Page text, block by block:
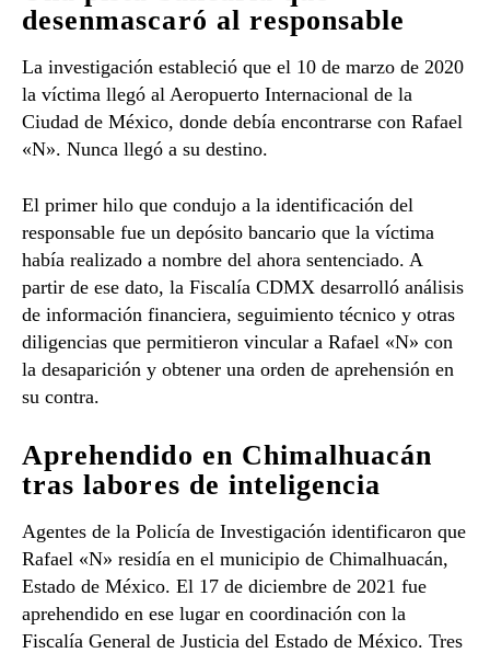
desenmascaró al responsable
La investigación estableció que el 10 de marzo de 2020
la víctima llegó al Aeropuerto Internacional de la
Ciudad de México, donde debía encontrarse con Rafael
«N». Nunca llegó a su destino.
El primer hilo que condujo a la identificación del
responsable fue un depósito bancario que la víctima
había realizado a nombre del ahora sentenciado. A
partir de ese dato, la Fiscalía CDMX desarrolló análisis
de información financiera, seguimiento técnico y otras
diligencias que permitieron vincular a Rafael «N» con
la desaparición y obtener una orden de aprehensión en
su contra.
Aprehendido en Chimalhuacán
tras labores de inteligencia
Agentes de la Policía de Investigación identificaron que
Rafael «N» residía en el municipio de Chimalhuacán,
Estado de México. El 17 de diciembre de 2021 fue
aprehendido en ese lugar en coordinación con la
Fiscalía General de Justicia del Estado de México. Tres